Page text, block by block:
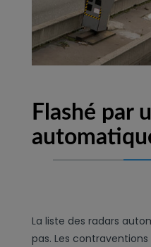
Flashé par
La liste des radars
pas. Les